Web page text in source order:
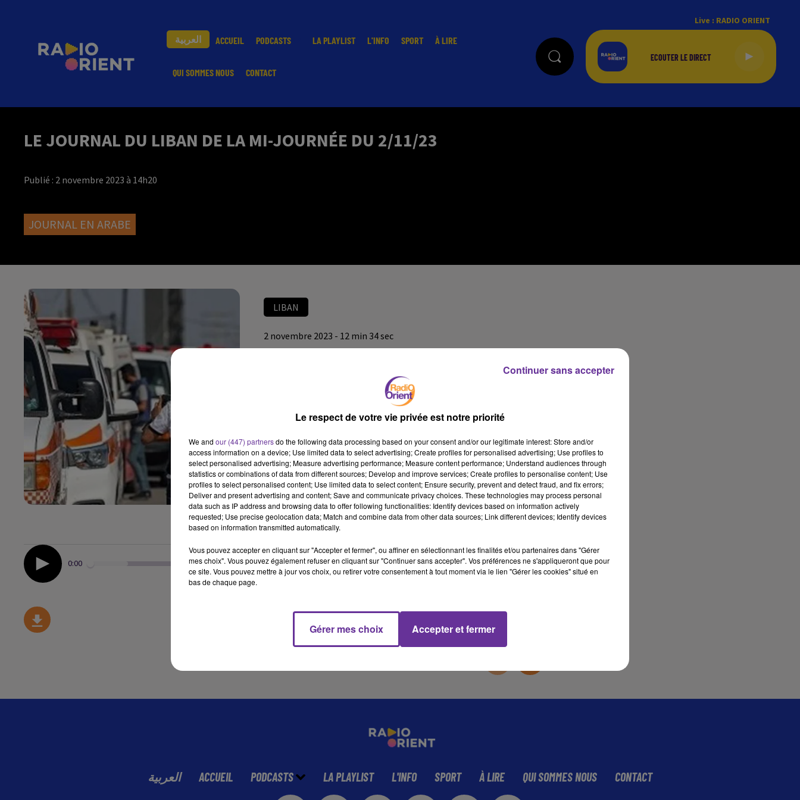
العربية ACCUEIL PODCASTS LA PLAYLIST L'INFO SPORT À LIRE
QUI SOMMES NOUS CONTACT
Live : RADIO ORIENT
LE JOURNAL DU LIBAN DE LA MI-JOURNÉE DU 2/11/23
Publié : 2 novembre 2023 à 14h20
JOURNAL EN ARABE
LIBAN
2 novembre 2023 - 12 min 34 sec
LE JOURNAL DU LIBAN DE LA MI-JOURNÉE DU 2/11/23
0:00 12 min 34 sec
العربية ACCUEIL PODCASTS LA PLAYLIST L'INFO SPORT À LIRE QUI SOMMES NOUS CONTACT
Le respect de votre vie privée est notre priorité
We and our (447) partnersdo the following data processing based on your consent and/or our legitimate interest: Store and/or
access information on a device; Use limited data to select advertising; Create profiles for personalised advertising; Use profiles to
select personalised advertising; Measure advertising performance; Measure content performance; Understand audiences through
statistics or combinations of data from different sources; Develop and improve services; Create profiles to personalise content; Use
profiles to select personalised content; Use limited data to select content; Ensure security, prevent and detect fraud, and fix errors;
Deliver and present advertising and content; Save and communicate privacy choices. These technologies may process personal
data such as IP address and browsing data to offer following functionalities: Identify devices based on information actively
requested; Use precise geolocation data; Match and combine data from other data sources; Link different devices; Identify devices
based on information transmitted automatically.
Vous pouvez accepter en cliquant sur "Accepter et fermer", ou affiner en sélectionnant les finalités et/ou partenaires dans "Gérer
mes choix". Vous pouvez également refuser en cliquant sur "Continuer sans accepter". Vos préférences ne s'appliqueront que pour
ce site. Vous pouvez mettre à jour vos choix, ou retirer votre consentement à tout moment via le lien "Gérer les cookies" situé en
bas de chaque page.
Gérer mes choix Accepter et fermer
Continuer sans accepter